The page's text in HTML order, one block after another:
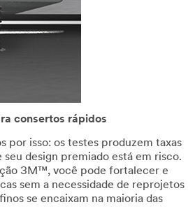
consertos rápidos
por isso: os testes produzem taxas
seu design premiado está em risco.
3M™, você pode fortalecer e
sem a necessidade de reprojetos
se encaixam na maioria das